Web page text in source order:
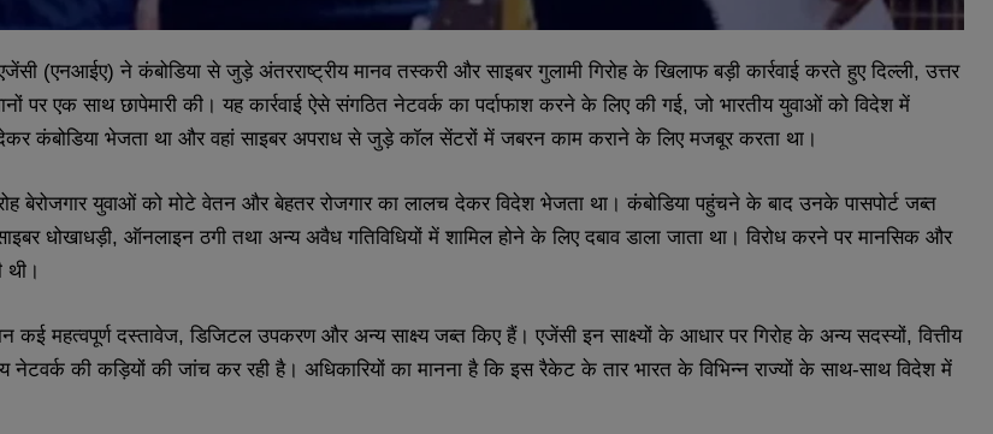
SUBMIT
SUBMIT
(एनआईए) ने कंबोडिया से जुड़े अंतरराष्ट्रीय मानव तस्करी और साइबर गुलामी गिरोह के खिलाफ बड़ी कार्रवाई करते हुए दिल्ली, उत्तर
पर एक साथ छापेमारी की। यह कार्रवाई ऐसे संगठित नेटवर्क का पर्दाफाश करने के लिए की गई, जो भारतीय युवाओं को विदेश में
कंबोडिया भेजता था और वहां साइबर अपराध से जुड़े कॉल सेंटरों में जबरन काम कराने के लिए मजबूर करता था।
बेरोजगार युवाओं को मोटे वेतन और बेहतर रोजगार का लालच देकर विदेश भेजता था। कंबोडिया पहुंचने के बाद उनके पासपोर्ट जब्त
धोखाधड़ी, ऑनलाइन ठगी तथा अन्य अवैध गतिविधियों में शामिल होने के लिए दबाव डाला जाता था। विरोध करने पर मानसिक और
थी।
कई महत्वपूर्ण दस्तावेज, डिजिटल उपकरण और अन्य साक्ष्य जब्त किए हैं। एजेंसी इन साक्ष्यों के आधार पर गिरोह के अन्य सदस्यों, वित्तीय
की कड़ियों की जांच कर रही है। अधिकारियों का मानना है कि इस रैकेट के तार भारत के विभिन्न राज्यों के साथ-साथ विदेश में